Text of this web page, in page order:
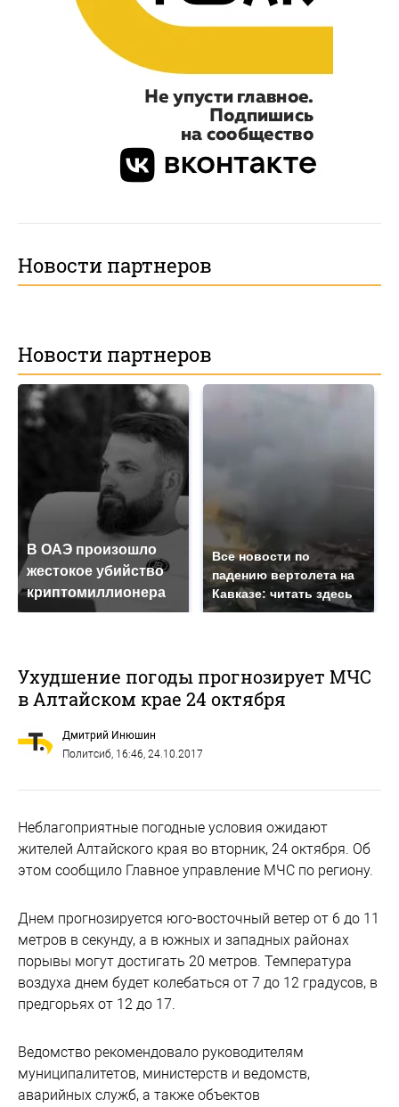
Новости партнеров
Новости партнеров
В ОАЭ произошло
жестокое убийство
криптомиллионера
Все новости по
падению вертолета на
Кавказе: читать здесь
Ухудшение погоды прогнозирует МЧС
в Алтайском крае 24 октября
Дмитрий Инюшин
Политсиб, 16:46, 24.10.2017
Неблагоприятные погодные условия ожидают
жителей Алтайского края во вторник, 24 октября. Об
этом сообщило Главное управление МЧС по региону.
Днем прогнозируется юго-восточный ветер от 6 до 11
метров в секунду, а в южных и западных районах
порывы могут достигать 20 метров. Температура
воздуха днем будет колебаться от 7 до 12 градусов, в
предгорьях от 12 до 17.
Ведомство рекомендовало руководителям
муниципалитетов, министерств и ведомств,
аварийных служб, а также объектов